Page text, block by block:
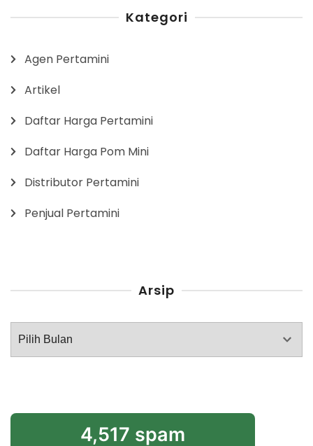
Kategori
Agen Pertamini
Artikel
Daftar Harga Pertamini
Daftar Harga Pom Mini
Distributor Pertamini
Penjual Pertamini
Arsip
Arsip
4,517 spam